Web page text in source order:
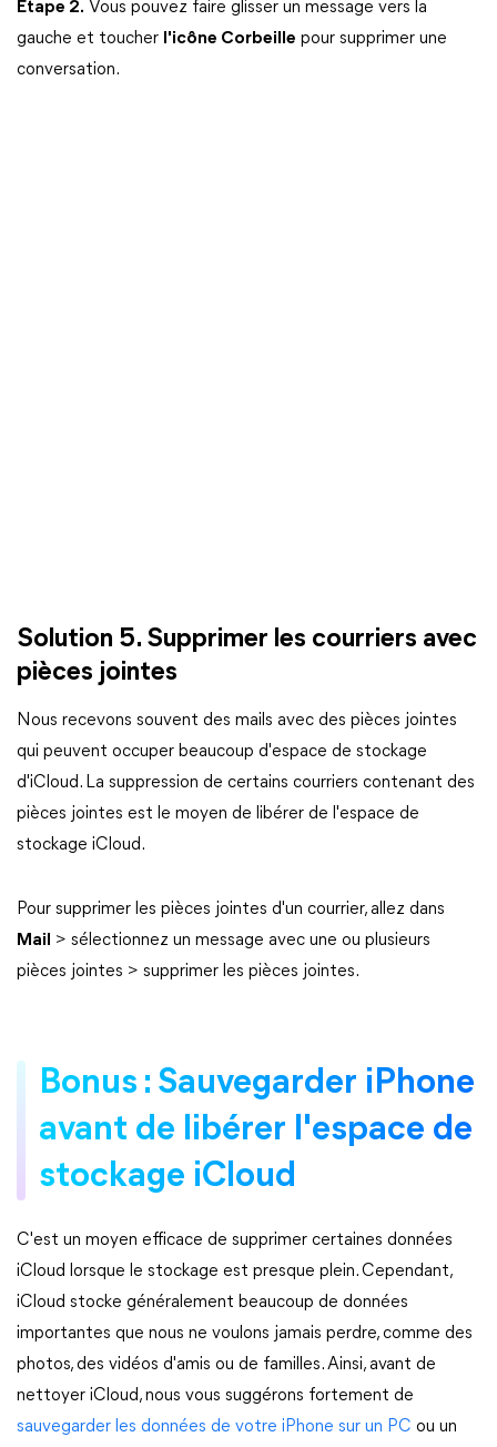
Étape 2. Vous pouvez faire glisser un message vers la
gauche et toucher l'icône Corbeille pour supprimer une
conversation.
Solution 5. Supprimer les courriers avec
pièces jointes
Nous recevons souvent des mails avec des pièces jointes
qui peuvent occuper beaucoup d'espace de stockage
d'iCloud. La suppression de certains courriers contenant des
pièces jointes est le moyen de libérer de l'espace de
stockage iCloud.
Pour supprimer les pièces jointes d'un courrier, allez dans
Mail
> sélectionnez un message avec une ou plusieurs
pièces jointes > supprimer les pièces jointes.
Bonus : Sauvegarder iPhone
avant de libérer l'espace de
stockage iCloud
C'est un moyen efficace de supprimer certaines données
iCloud lorsque le stockage est presque plein. Cependant,
iCloud stocke généralement beaucoup de données
importantes que nous ne voulons jamais perdre, comme des
photos, des vidéos d'amis ou de familles. Ainsi, avant de
nettoyer iCloud, nous vous suggérons fortement de
sauvegarder les données de votre iPhone sur un PC ou un